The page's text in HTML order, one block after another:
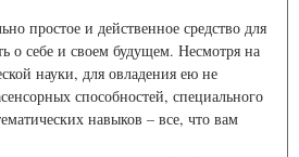
простое и действенное средство для
о себе и своем будущем. Несмотря на
науки, для овладения ею не
способностей, специального
навыков – все, что вам